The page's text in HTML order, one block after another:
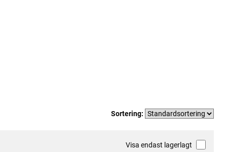
Sortering:
Visa endast lagerlagt